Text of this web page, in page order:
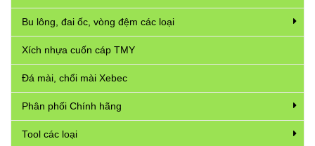
Bu lông, đai ốc, vòng đệm các loại
Xích nhựa cuốn cáp TMY
Đá mài, chổi mài Xebec
Phân phối Chính hãng
Tool các loại